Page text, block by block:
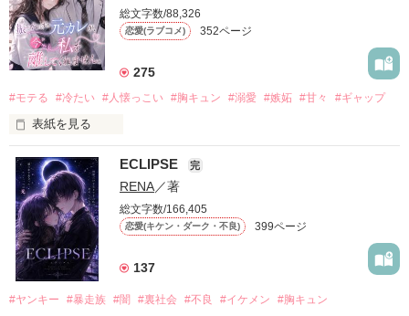
総文字数/88,326
恋愛(ラブコメ) 352ページ
275
#モテる #冷たい #人懐っこい #胸キュン #溺愛 #嫉妬 #甘々 #ギャップ
表紙を見る
「好きだったから、別れを選んだ。」
モテる人を好きになるのが怖かった。
だから私は、中学時代に大好きだった彼を自分から振った。
もう会うことはないと思っていたのに、
高校生になって再会した彼は、隣の学校で”王子様”と呼ばれる
人気者になっていた。
他の女の子には冷たいのに
私にだけ昔と変わらない笑顔を向けてくる。
ECLIPSE 完
RENA／著
総文字数/166,405
恋愛(キケン・ダーク・不良) 399ページ
137
#ヤンキー #暴走族 #闇 #裏社会 #不良 #イケメン #胸キュン